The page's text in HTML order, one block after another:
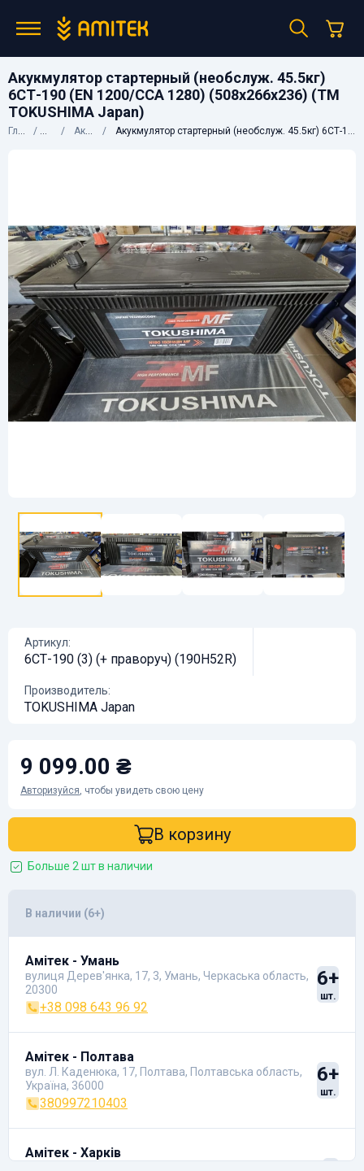
Акукмулятор стартерный (необслуж. 45.5кг)
6СТ-190 (EN 1200/CCA 1280) (508х266х236) (ТМ
TOKUSHIMA Japan)
Главная Каталог
Аккумуляторы Акукмулятор стартерный (необслуж. 45.5кг) 6СТ-190 (EN 1200/CCA 1280) (508х266х236) (ТМ TOKUSHIMA Japan)
Артикул:
6СТ-190 (3) (+ праворуч) (190H52R)
Производитель:
TOKUSHIMA Japan
9 099.00 ₴
Авторизуйся, чтобы увидеть свою цену
В корзину
Больше 2 шт в наличии
В наличии (6+)
Амітек - Умань
вулиця Дерев'янка, 17, 3, Умань, Черкаська область,
20300
+38 098 643 96 92
6+
шт.
Амітек - Полтава
вул. Л. Каденюка, 17, Полтава, Полтавська область,
Україна, 36000
380997210403
6+
шт.
Амітек - Харків